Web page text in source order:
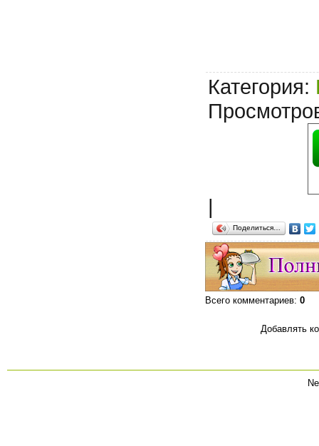
Категория:
|
Поделиться…
Всего комментариев: 0
Добавлять